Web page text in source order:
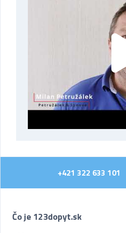
+421 322 633 101
Čo je 123dopyt.sk